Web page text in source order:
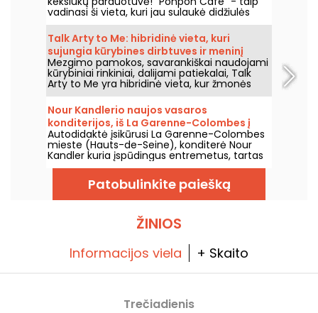
vadinasi ši vieta, kuri jau sulaukė didžiulės
sėkmės ir traukia visą Paryžių. Mes ją
išbandėme ir mums labai patinka!
Talk Arty to Me: hibridinė vieta, kuri
sujungia kūrybines dirbtuves ir meninį
restoraną Marė.
Mezgimo pamokos, savarankiškai naudojami
kūrybiniai rinkiniai, dalijami patiekalai, Talk
Arty to Me yra hibridinė vieta, kur žmonės
ateina tiek kurti, tiek mėgautis skanėstais,
tarp dailės dirbtuvių ir atsipalaidavusio
sezoniško restorano.
Nour Kandlerio naujos vasaros
konditerijos, iš La Garenne-Colombes į
Paryžių, ir jos dirbtuvės
Autodidaktė įsikūrusi La Garenne-Colombes
mieste (Hauts-de-Seine), konditerė Nour
Kandler kuria įspūdingus entremetus, tartas
ir flanėlius – viską visiškai namų gamybos,
užsakyti pagal poreikius. Išbandėme jos
naują vaisinę vasaros kolekciją 2026 metų
vasarai ir kviečiame jus ją pažinti.
Patobulinkite paiešką
ŽINIOS
Informacijos viela + Skaito
Trečiadienis